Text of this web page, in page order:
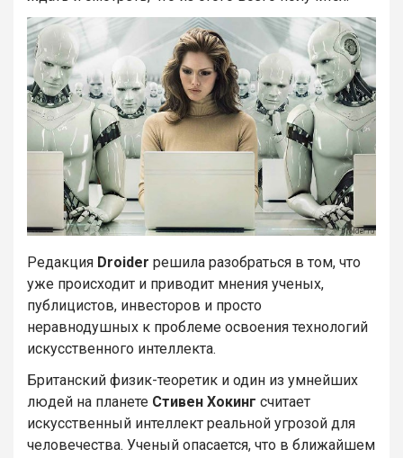
Редакция Droider решила разобраться в том, что
уже происходит и приводит мнения ученых,
публицистов, инвесторов и просто
неравнодушных к проблеме освоения технологий
искусственного интеллекта.
Британский физик-теоретик и один из умнейших
людей на планете Стивен Хокинг считает
искусственный интеллект реальной угрозой для
человечества. Ученый опасается, что в ближайшем